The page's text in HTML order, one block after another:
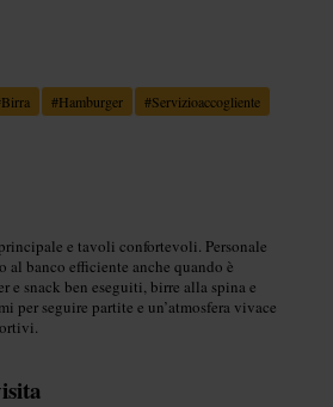
Birra #Hamburger #Servizioaccogliente
e tavoli confortevoli. Personale
al banco efficiente anche quando è
e snack ben eseguiti, birre alla spina e
per seguire partite e un’atmosfera vivace